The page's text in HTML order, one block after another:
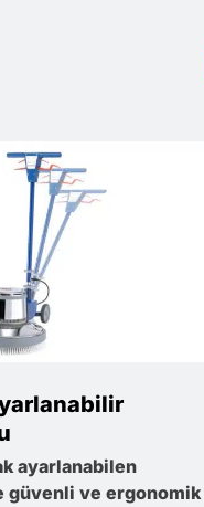
ayarlanabilen
güvenli ve ergonomik